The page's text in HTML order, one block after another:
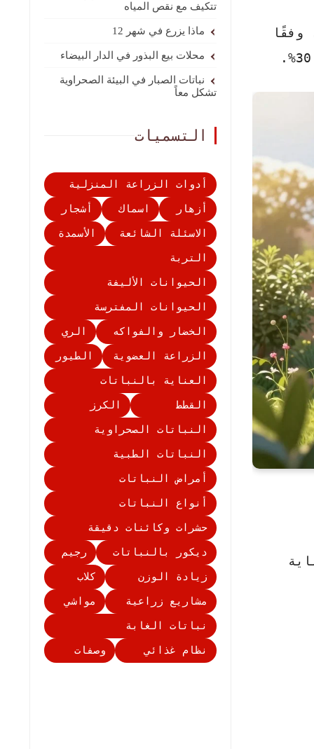
وفقًا
تتكيف مع نقص المياه
ماذا يزرع في شهر 12
محلات بيع البذور في الدار البيضاء
نباتات الصبار في البيئة الصحراوية
تشكل معاً
التسميات
أدوات الزراعة المنزلية
أزهار
اسماك
أشجار
الاسئلة الشائعة
الأسمدة
التربة
الحيوانات الأليفة
الحيوانات المفترسة
الخضار والفواكه
الري
الزراعة العضوية
الطيور
العناية بالنباتات
القطط
الكرز
النباتات الصحراوية
النباتات الطبية
أمراض النباتات
أنواع النباتات
حشرات وكائنات دقيقة
ديكور بالنباتات
رجيم
زيادة الوزن
كلاب
مشاريع زراعية
مواشي
نباتات الغابة
نظام غذائي
وصفات